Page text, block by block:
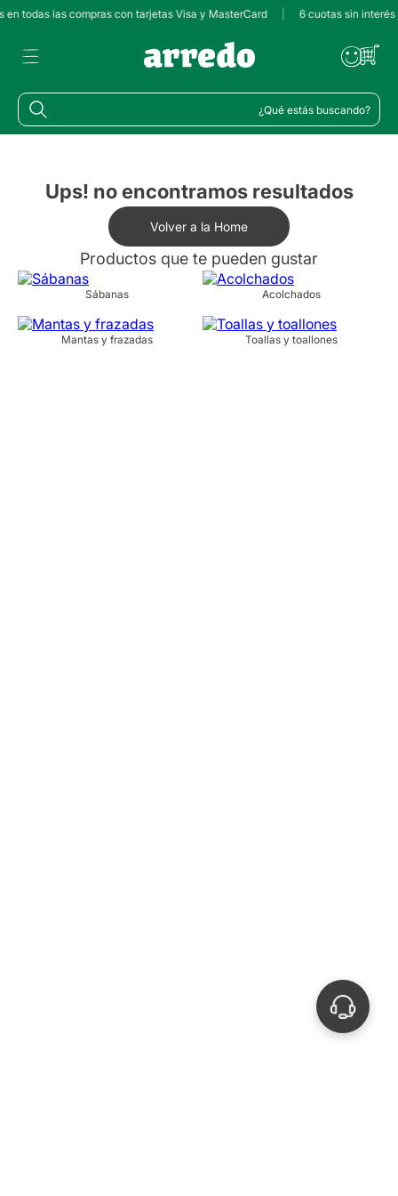
en todas las compras con tarjetas Visa y MasterCard 6 cuotas sin
¿Qué estás buscando?
Ups! no encontramos resultados
Volver a la Home
Productos que te pueden gustar
Sábanas Acolchados
Mantas y frazadas Toallas y toallones